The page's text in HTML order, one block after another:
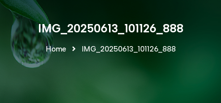
IMG_20250613_101126_888
Home IMG_20250613_101126_888